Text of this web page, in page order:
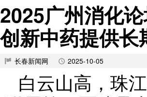
2025广州消化
创新中药提供长
长春新闻网 2025-10-05
白云山高，珠